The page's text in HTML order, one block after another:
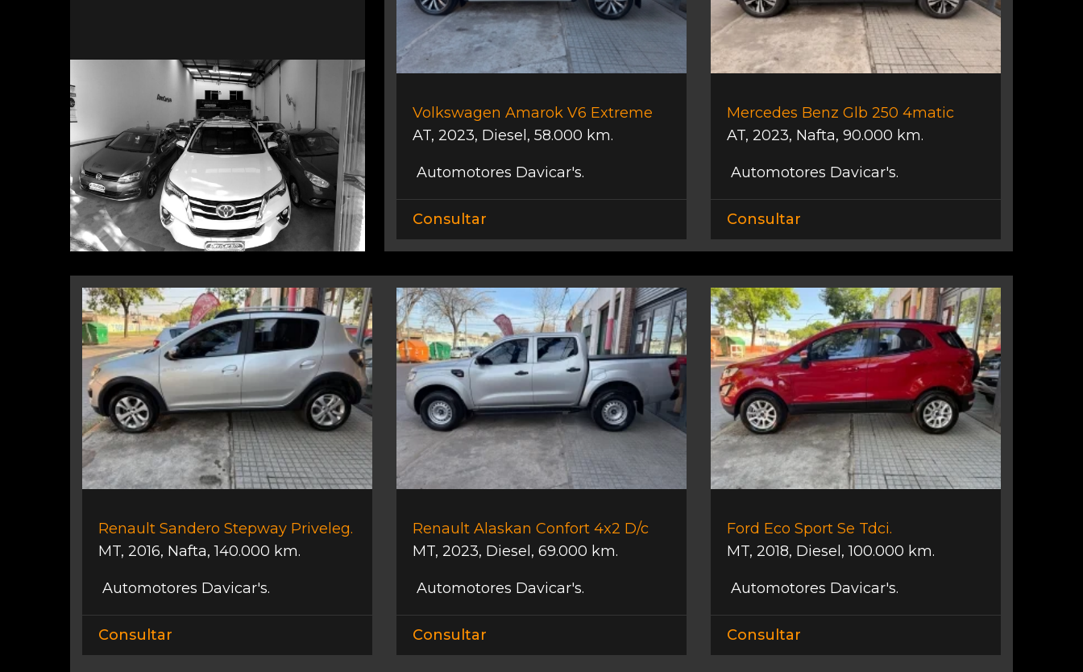
Volkswagen Amarok V6 Extreme
AT, 2023, Diesel , 58.000 km.
Automotores Davicar's.
Consultar
Mercedes Benz Glb 250 4matic
AT, 2023, Nafta, 90.000 km.
Automotores Davicar's.
Consultar
Renault Sandero Stepway Priveleg.
MT, 2016, Nafta,140.000 km.
Automotores Davicar's.
Consultar
Renault Alaskan Confort 4x2 D/c
MT, 2023, Diesel , 69.000 km.
Automotores Davicar's.
Consultar
Ford Eco Sport Se Tdci.
MT, 2018, Diesel ,100.000 km.
Automotores Davicar's.
Consultar